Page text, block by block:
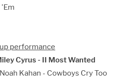
'Em
performance
Cyrus - II Most Wanted
Kahan - Cowboys Cry Too